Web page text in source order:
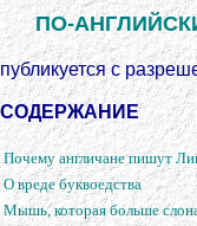
ПО-
публикуется с
СОДЕРЖАНИЕ
Почему англичане пишут
О вреде буквоедства
Мышь, которая больше